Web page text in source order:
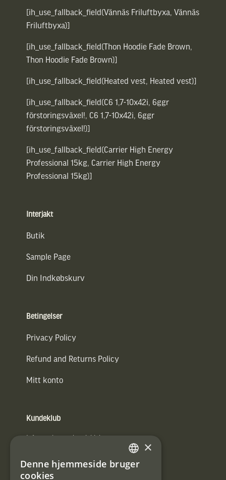
[ih_use_fallback_field(Vännäs Friluftbyxa, Vännäs
Friluftbyxa)]
[ih_use_fallback_field(Thon Hoodie Fade Brown,
Thon Hoodie Fade Brown)]
[ih_use_fallback_field(Heated vest, Heated vest)]
[ih_use_fallback_field(C6 1,7-10x42i, 6ggr
förstoringsväxel!, C6 1,7-10x42i, 6ggr
förstoringsväxel!)]
[ih_use_fallback_field(Carrier High Energy
Professional 15kg, Carrier High Energy
Professional 15kg)]
Interjakt
Butik
Sample Page
Din Indkøbskurv
Betingelser
Privacy Policy
Refund and Returns Policy
Mitt konto
Kundeklub
E-
SWEDISH
×
Denne hjemmeside bruger
cookies